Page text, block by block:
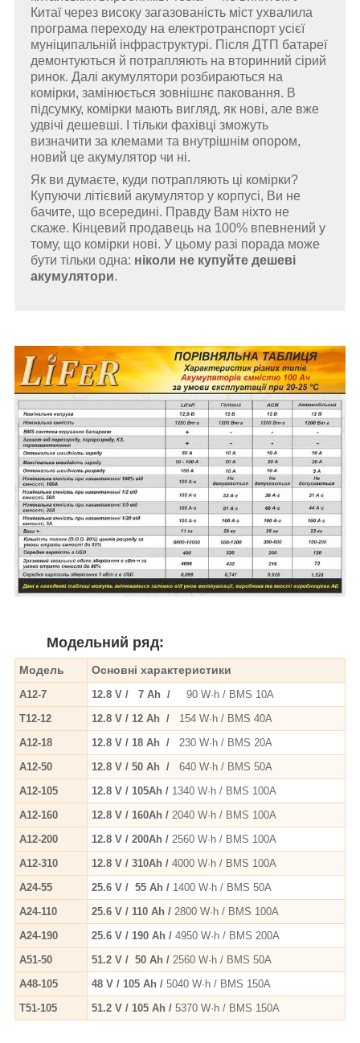
Китаї через високу загазованість міст ухвалила
програма переходу на електротранспорт усієї
муніципальній інфраструктурі. Після ДТП батареї
демонтуються й потрапляють на вторинний сірий
ринок. Далі акумулятори розбираються на
комірки, замінюється зовнішнє паковання. В
підсумку, комірки мають вигляд, як нові, але вже
удвічі дешевші. І тільки фахівці зможуть
визначити за клемами та внутрішнім опором,
новий це акумулятор чи ні.
Як ви думаєте, куди потрапляють ці комірки?
Купуючи літієвий акумулятор у корпусі, Ви не
бачите, що всередині. Правду Вам ніхто не
скаже. Кінцевий продавець на 100% впевнений у
тому, що комірки нові. У цьому разі порада може
бути тільки одна: ніколи не купуйте дешеві
акумулятори.
Модельний ряд:
Модель Основні характеристики
А12-7 12.8 V / 7 Ah / 90 W·h / BMS 10A
T12-12
12.8 V / 12 Ah / 154 W·h / BMS 40A
A12-18
12.8 V / 18 Ah / 230 W·h / BMS 20A
A12-50
12.8 V / 50 Ah / 640 W·h / BMS 50A
A12-105
12.8 V / 105Ah / 1340 W·h / BMS 100A
A12-160
12.8 V / 160Ah / 2040 W·h / BMS 100A
A12-200
12.8 V / 200Ah / 2560 W·h / BMS 100A
A12-310
12.8 V / 310Ah / 4000 W·h / BMS 100A
A24-55
25.6 V / 55 Ah / 1400 W·h / BMS 50A
A24-110
25.6 V / 110 Ah / 2800 W·h / BMS 100A
A24-190
25.6 V / 190 Ah / 4950 W·h / BMS 200A
A51-50
51.2 V / 50 Ah / 2560 W·h / BMS 50A
A48-105
48 V / 105 Ah / 5040 W·h / BMS 150A
T51-105
51.2 V / 105 Ah / 5370 W·h / BMS 150A